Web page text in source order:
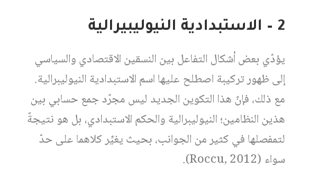
2 – الاستبدادية النيوليبيرالية
يؤدّي بعض أشكال التفاعل بين النسقين الاقتصادي والسياسي
إلى ظهور تركيبة اصطلح عليها اسم الاستبدادية النيوليبرالية.
مع ذلك، فإنّ هذا التكوين الجديد ليس مجرّد جمع حسابي بين
هذين النظامين؛ النيوليبرالية والحكم الاستبدادي، بل هو نتيجةً
لتمفصلها في كثير من الجوانب، بحيث يغيِّر كلاهما على حدّ
سواء (Roccu, 2012).